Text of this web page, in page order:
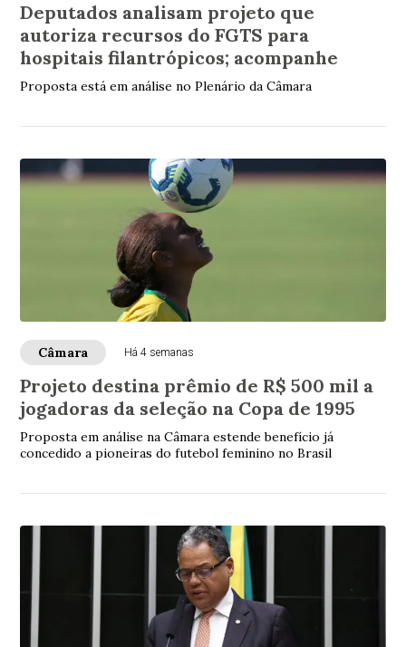
Deputados analisam projeto que
autoriza recursos do FGTS para
hospitais filantrópicos; acompanhe
Proposta está em análise no Plenário da Câmara
Câmara Há 4 semanas
Projeto destina prêmio de R$ 500 mil a
jogadoras da seleção na Copa de 1995
Proposta em análise na Câmara estende benefício já
concedido a pioneiras do futebol feminino no Brasil